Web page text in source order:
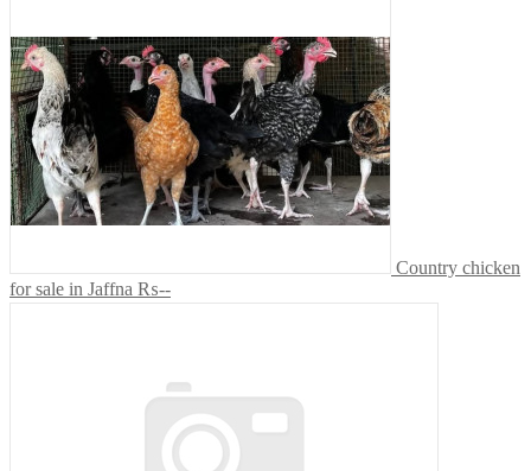
Country chicken
for sale in Jaffna ₨--